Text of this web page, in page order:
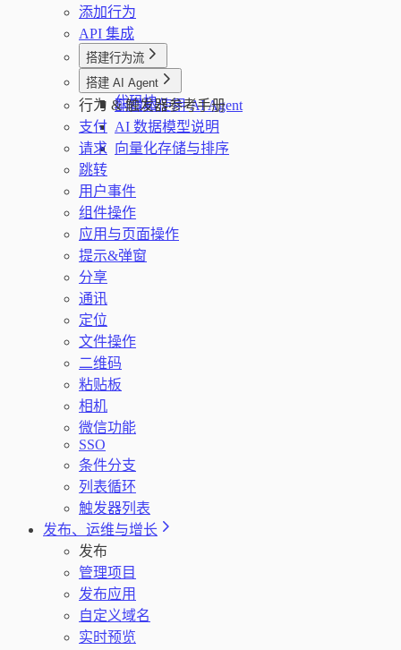
添加行为
API 集成
搭建行为流
行为流
代码块
搭建 AI Agent
配置和使用 AI Agent
AI 数据模型说明
向量化存储与排序
行为 & 触发器参考手册
支付
请求
跳转
用户事件
组件操作
应用与页面操作
提示&弹窗
分享
通讯
定位
文件操作
二维码
粘贴板
相机
微信功能
SSO
条件分支
列表循环
触发器列表
发布、运维与增长
发布
管理项目
发布应用
自定义域名
实时预览